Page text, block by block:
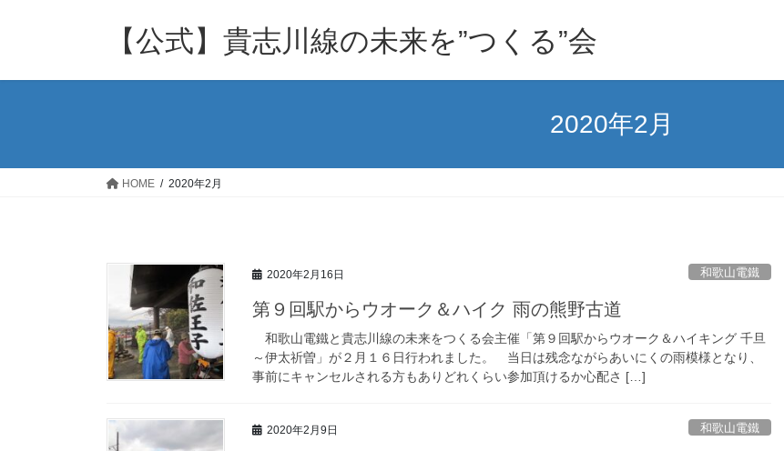
【公式】貴志川線の未来を”つくる”会
2020年2月
HOME 2020年2月
2020年2月16日 和歌山電鐵
第９回駅からウオーク＆ハイク 雨の熊野古道
和歌山電鐵と貴志川線の未来をつくる会主催「第９回駅からウオーク＆ハイキング 千旦
～伊太祈曽」が２月１６日行われました。 当日は残念ながらあいにくの雨模様となり、
事前にキャンセルされる方もありどれくらい参加頂けるか心配さ […]
2020年2月9日 和歌山電鐵